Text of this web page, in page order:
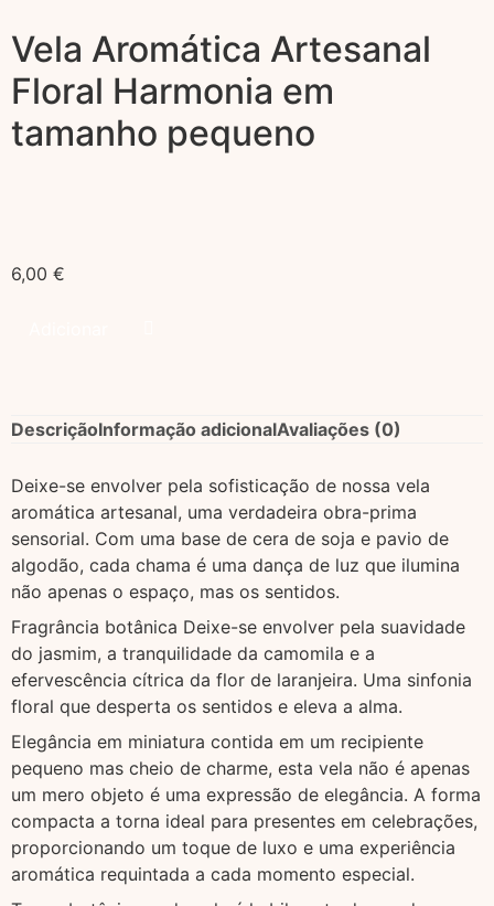
Vela Aromática Artesanal
Floral Harmonia em
tamanho pequeno
6,00 €
DescriçãoInformação adicionalAvaliações (0)
Deixe-se envolver pela sofisticação de nossa vela
aromática artesanal, uma verdadeira obra-prima
sensorial. Com uma base de cera de soja e pavio de
algodão, cada chama é uma dança de luz que ilumina
não apenas o espaço, mas os sentidos.
Fragrância botânica Deixe-se envolver pela suavidade
do jasmim, a tranquilidade da camomila e a
efervescência cítrica da flor de laranjeira. Uma sinfonia
floral que desperta os sentidos e eleva a alma.
Elegância em miniatura contida em um recipiente
pequeno mas cheio de charme, esta vela não é apenas
um mero objeto é uma expressão de elegância. A forma
compacta a torna ideal para presentes em celebrações,
proporcionando um toque de luxo e uma experiência
aromática requintada a cada momento especial.